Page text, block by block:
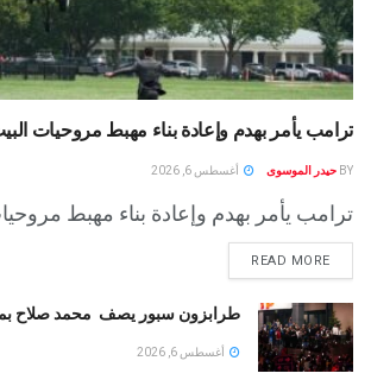
ترامب يأمر بهدم وإعادة بناء مهبط مروحيات
BY حيدر الموسوى أغسطس 6, 2026
ترامب يأمر بهدم وإعادة بناء مهبط
READ MORE
طرابزون سبور يصف محمد صلاح
أغسطس 6, 2026